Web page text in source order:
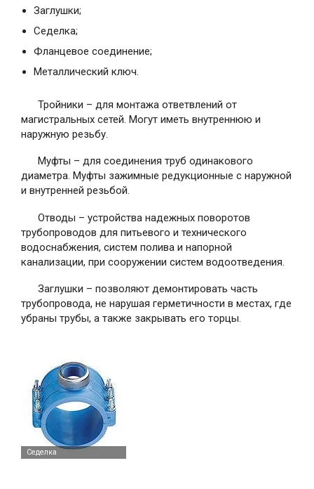
Заглушки;
Седелка;
Фланцевое соединение;
Металлический ключ.
Тройники – для монтажа ответвлений от
магистральных сетей. Могут иметь внутреннюю и
наружную резьбу.
Муфты – для соединения труб одинакового
диаметра. Муфты зажимные редукционные с наружной
и внутренней резьбой.
Отводы – устройства надежных поворотов
трубопроводов для питьевого и технического
водоснабжения, систем полива и напорной
канализации, при сооружении систем водоотведения.
Заглушки – позволяют демонтировать часть
трубопровода, не нарушая герметичности в местах, где
убраны трубы, а также закрывать его торцы.